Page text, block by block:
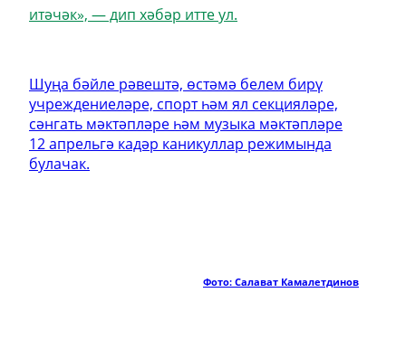
итәчәк», — дип хәбәр итте ул.
Шуңа бәйле рәвештә, өстәмә белем бирү
учреждениеләре, спорт һәм ял секцияләре,
сәнгать мәктәпләре һәм музыка мәктәпләре
12 апрельгә кадәр каникуллар режимында
булачак.
Фото: Салават Камалетдинов